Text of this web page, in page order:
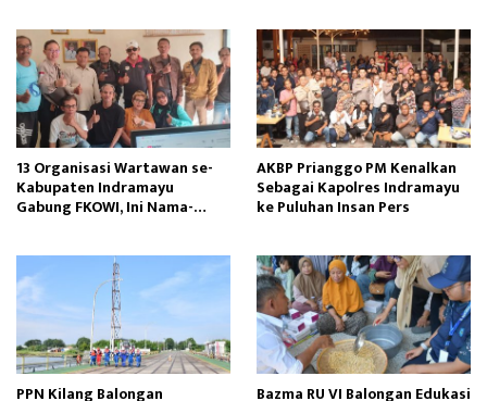
13 Organisasi Wartawan se-
Kabupaten Indramayu
Gabung FKOWI, Ini Nama-
AKBP Prianggo PM Kenalkan
Sebagai Kapolres Indramayu
ke Puluhan Insan Pers
PPN Kilang Balongan Bazma RU VI Balongan Edukasi